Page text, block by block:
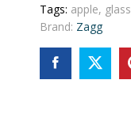
Tags: apple, glass
Brand: Zagg